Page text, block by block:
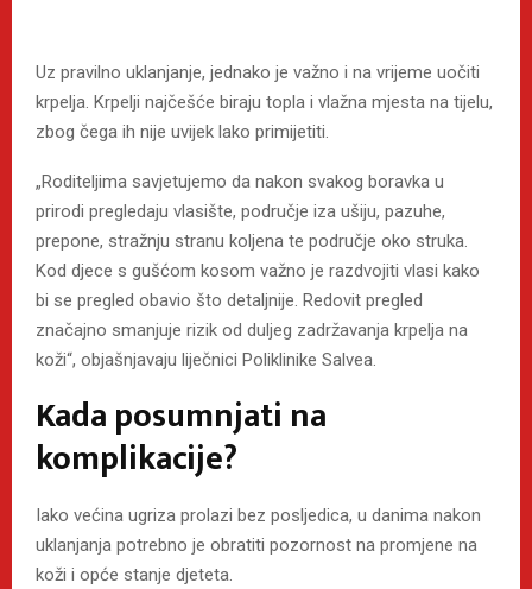
Uz pravilno uklanjanje, jednako je važno i na vrijeme uočiti
krpelja. Krpelji najčešće biraju topla i vlažna mjesta na tijelu,
zbog čega ih nije uvijek lako primijetiti.
„Roditeljima savjetujemo da nakon svakog boravka u
prirodi pregledaju vlasište, područje iza ušiju, pazuhe,
prepone, stražnju stranu koljena te područje oko struka.
Kod djece s gušćom kosom važno je razdvojiti vlasi kako
bi se pregled obavio što detaljnije. Redovit pregled
značajno smanjuje rizik od duljeg zadržavanja krpelja na
koži“, objašnjavaju liječnici Poliklinike Salvea.
Kada posumnjati na
komplikacije?
Iako većina ugriza prolazi bez posljedica, u danima nakon
uklanjanja potrebno je obratiti pozornost na promjene na
koži i opće stanje djeteta.